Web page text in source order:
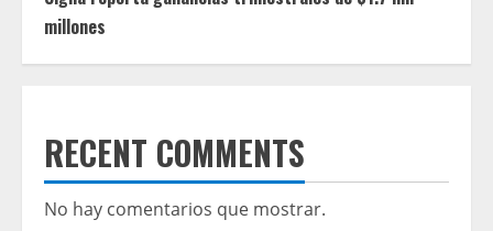
millones
RECENT COMMENTS
No hay comentarios que mostrar.